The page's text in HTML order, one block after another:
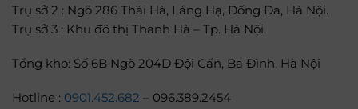
Trụ sở 2 : Ngõ 286 Thái Hà, Láng Hạ, Đống Đa, Hà Nội.
Trụ sở 3 : Khu đô thị Thanh Hà – Tp. Hà Nội.
Tổng kho: Số 6B Ngõ 204D Đội Cấn, Ba Đình, Hà Nội
Hotline : 0901.452.682 – 096.389.2454